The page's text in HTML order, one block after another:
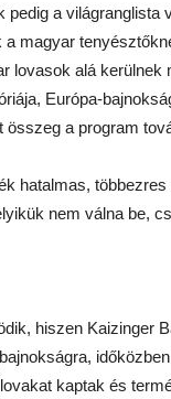
a világranglista
magyar
lovasok alá kerülnek
Európa-
a program
hatalmas, többezres
nem válna be,
hiszen Kaizinger
kaptak és